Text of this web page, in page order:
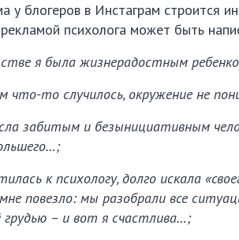
у блогеров в Инстаграм строится
психолога может быть
я была жизнерадостным
что-то случилось, окружение не
забитым и безынициативным
к психологу, долго искала
повезло: мы разобрали все
грудью – и вот я счастлива…;